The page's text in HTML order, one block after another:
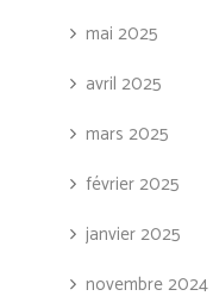
mai 2025
avril 2025
mars 2025
février 2025
janvier 2025
novembre 2024